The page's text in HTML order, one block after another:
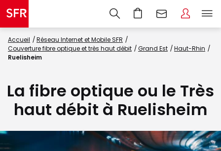
Accueil
Réseau Internet et Mobile SFR
Couverture fibre optique et très haut débit
Grand Est
Haut-Rhin
Ruelisheim
La fibre optique ou le Très
haut débit à Ruelisheim